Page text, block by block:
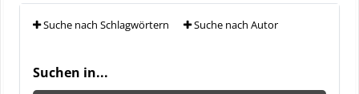
Suche nach Schlagwörtern Suche nach Autor
Suchen in...